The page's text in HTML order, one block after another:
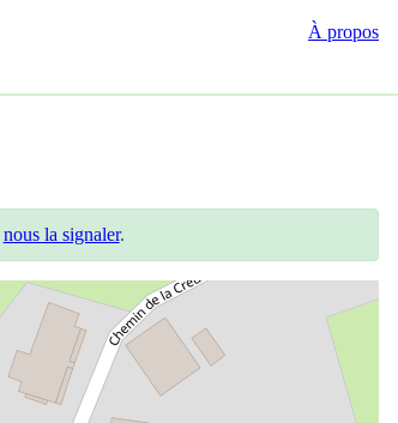
À propos
nous la signaler.